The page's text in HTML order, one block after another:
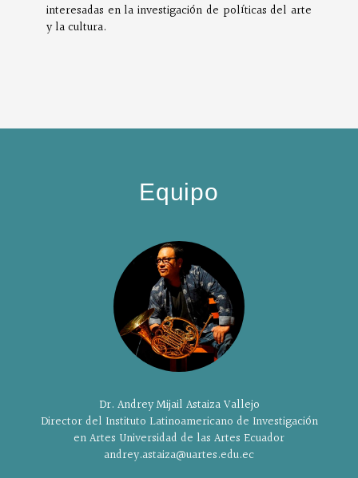
interesadas en la investigación de políticas del arte
y la cultura.
Equipo
Dr. Andrey Mijail Astaiza Vallejo
Director del Instituto Latinoamericano de Investigación
en Artes Universidad de las Artes Ecuador
andrey.astaiza@uartes.edu.ec